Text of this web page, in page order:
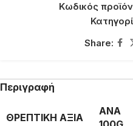
Κωδικός
Share:
Περιγραφή
ΘΡΕΠΤΙΚΗ ΑΞΙΑ
ΑΝΑ